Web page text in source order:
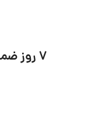
7 روز ضمانت مرجوعی کالا